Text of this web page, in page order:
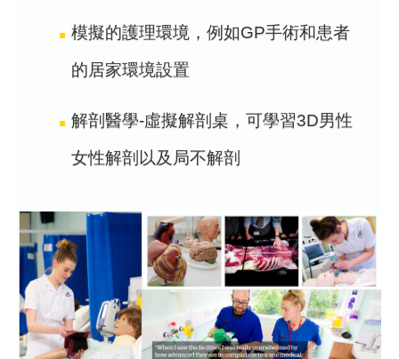
模擬的護理環境，例如GP手術和患者
的居家環境設置
解剖醫學-虛擬解剖桌，可學習3D男性
女性解剖以及局不解剖